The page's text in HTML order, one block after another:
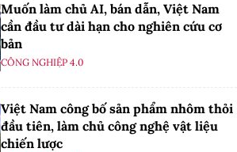
Muốn làm chủ AI, bán dẫn, Việt Nam
cần đầu tư dài hạn cho nghiên cứu cơ
bản
CÔNG NGHIỆP 4.0
Việt Nam công bố sản phẩm nhôm thỏi
đầu tiên, làm chủ công nghệ vật liệu
chiến lược